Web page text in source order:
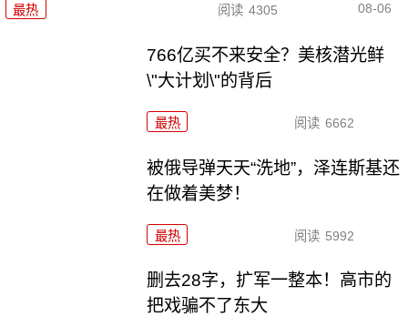
最热 阅读 4305 08-06
766亿买不来安全？美核潜光鲜
\"大计划\"的背后
最热 阅读 6662
被俄导弹天天“洗地”，泽连斯基还
在做着美梦！
最热 阅读 5992
删去28字，扩军一整本！高市的
把戏骗不了东大